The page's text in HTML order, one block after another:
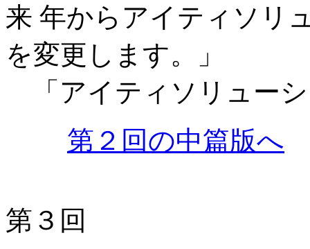
来 年からアイティソリ
を変更します。」
「アイティソリュー
第２回の中篇版へ
第３回